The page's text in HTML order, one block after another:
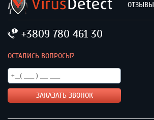
ОТЗЫВЫ
+3809 780 461 30
ОСТАЛИСЬ ВОПРОСЫ?